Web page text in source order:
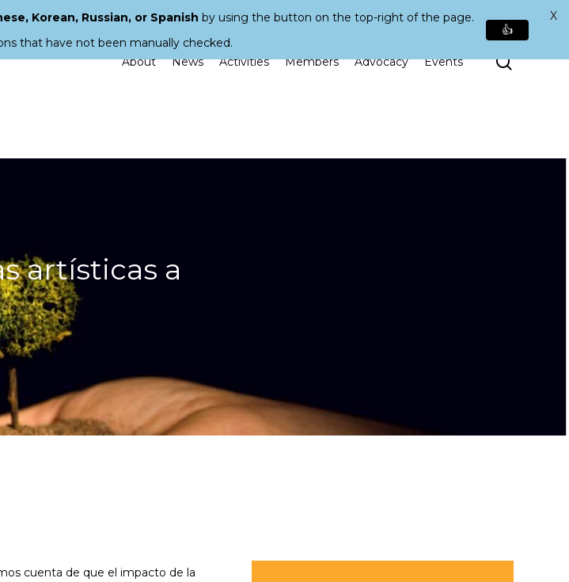
About News Activities Members Advocacy Events Search
artísticas a
cuenta de que el impacto de la
Korean, Russian, or Spanish by using the button on the top-right of the page.
that have not been manually checked.
👍
X